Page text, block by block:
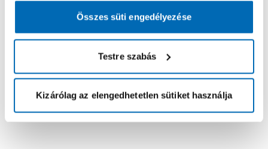
Összes süti engedélyezése
Testre szabás
Kizárólag az elengedhetetlen sütiket használja